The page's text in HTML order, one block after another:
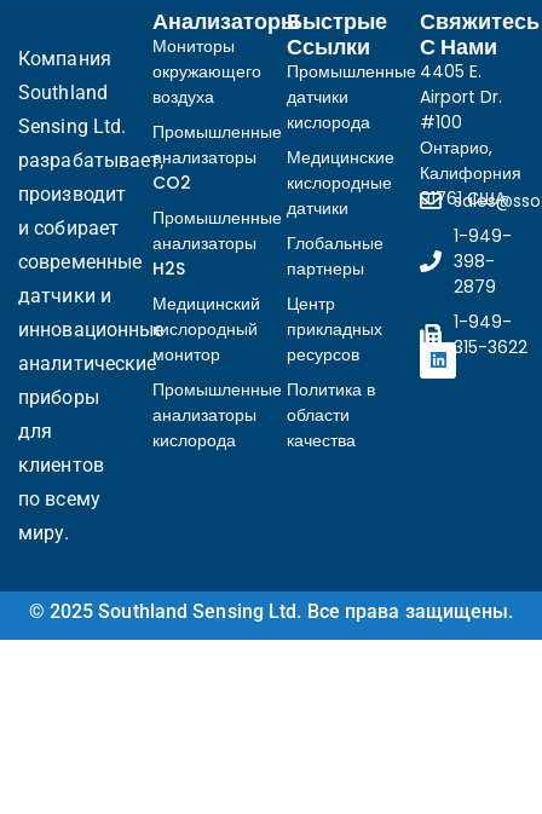
Компания
Southland
Sensing Ltd.
разрабатывает,
производит
и собирает
современные
датчики и
инновационные
аналитические
приборы
для
клиентов
по всему
миру.
Анализаторы
Мониторы
окружающего
воздуха
Промышленные
анализаторы
CO2
Промышленные
анализаторы
H2S
Медицинский
кислородный
монитор
Промышленные
анализаторы
кислорода
Быстрые
Ссылки
Промышленные
датчики
кислорода
Медицинские
кислородные
датчики
Глобальные
партнеры
Центр
прикладных
ресурсов
Политика в
области
качества
Свяжитесь
С Нами
4405 E.
Airport Dr.
#100
Онтарио,
Калифорния
91761 США
1-949-
398-
2879
1-949-
315-3622
© 2025 Southland Sensing Ltd. Все права защищены.
French
Vietnamese